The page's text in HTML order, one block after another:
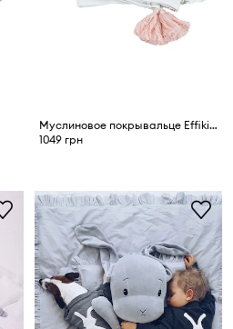
Муслиновое покрывальце Effiki Jednorożce
1049 грн